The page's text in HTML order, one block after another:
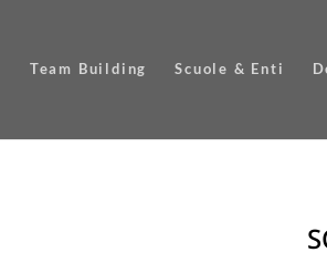
Team Building Scuole & Enti